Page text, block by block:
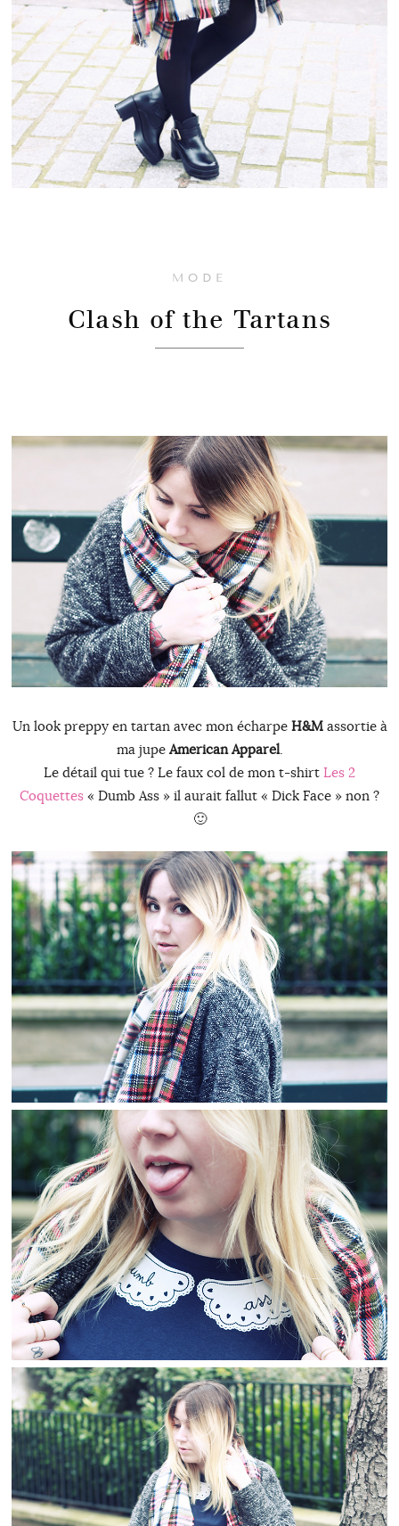
MODE
Clash of the Tartans
Un look preppy en tartan avec mon écharpe H&Massortie à
ma jupe American Apparel.
Le détail qui tue ? Le faux col de mon t-shirt Les 2
Coquettes « Dumb Ass » il aurait fallut « Dick Face » non ?
🙂